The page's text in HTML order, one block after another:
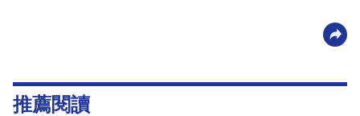
推薦閱讀